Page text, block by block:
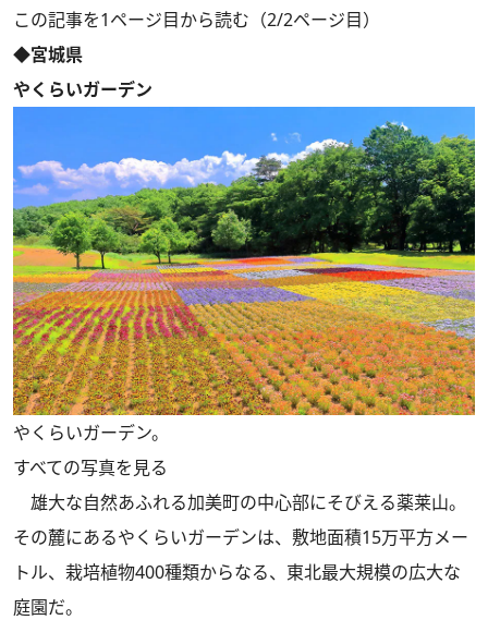
この記事を1ページ目から読む（2/2ページ目）
◆宮城県
やくらいガーデン
やくらいガーデン。
すべての写真を見る
雄大な自然あふれる加美町の中心部にそびえる薬莱山。
その麓にあるやくらいガーデンは、敷地面積15万平方メー
トル、栽培植物400種類からなる、東北最大規模の広大な
庭園だ。